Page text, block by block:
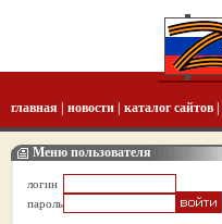
главная новости каталог сайтов
Меню пользователя
логин
пароль